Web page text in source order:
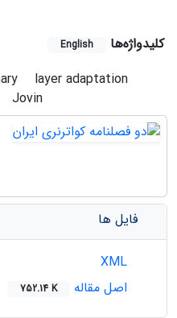
کلیدواژه‌ها English
layer adaptation
Jovin
فایل ها
اصل مقاله
752.14 K